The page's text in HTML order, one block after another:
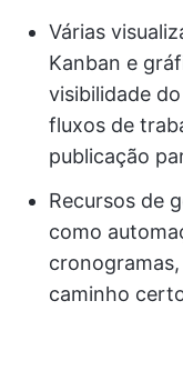
Várias
Kanban e
visibilidade
fluxos de
publicação
Recursos de
como
caminho